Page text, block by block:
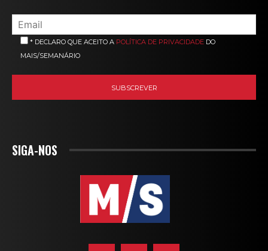
* DECLARO QUE ACEITO A POLÍTICA DE PRIVACIDADE DO
MAIS/SEMANÁRIO
SIGA-NOS